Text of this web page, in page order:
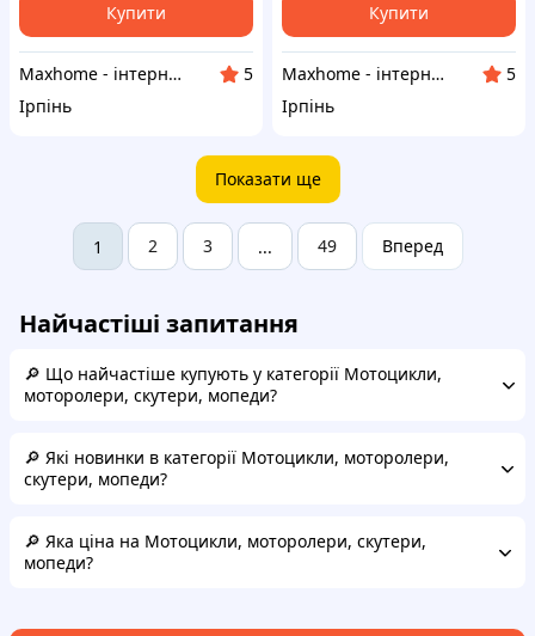
Купити
Maxhome - інтернет магазин
5
Ірпінь
Купити
Maxhome - інтернет магазин
5
Ірпінь
Показати ще
1 2 3 ... 49 Вперед
Найчастіші запитання
🔎 Що найчастіше купують у категорії Мотоцикли,
моторолери, скутери, мопеди?
🔎 Які новинки в категорії Мотоцикли, моторолери,
скутери, мопеди?
🔎 Яка ціна на Мотоцикли, моторолери, скутери,
мопеди?